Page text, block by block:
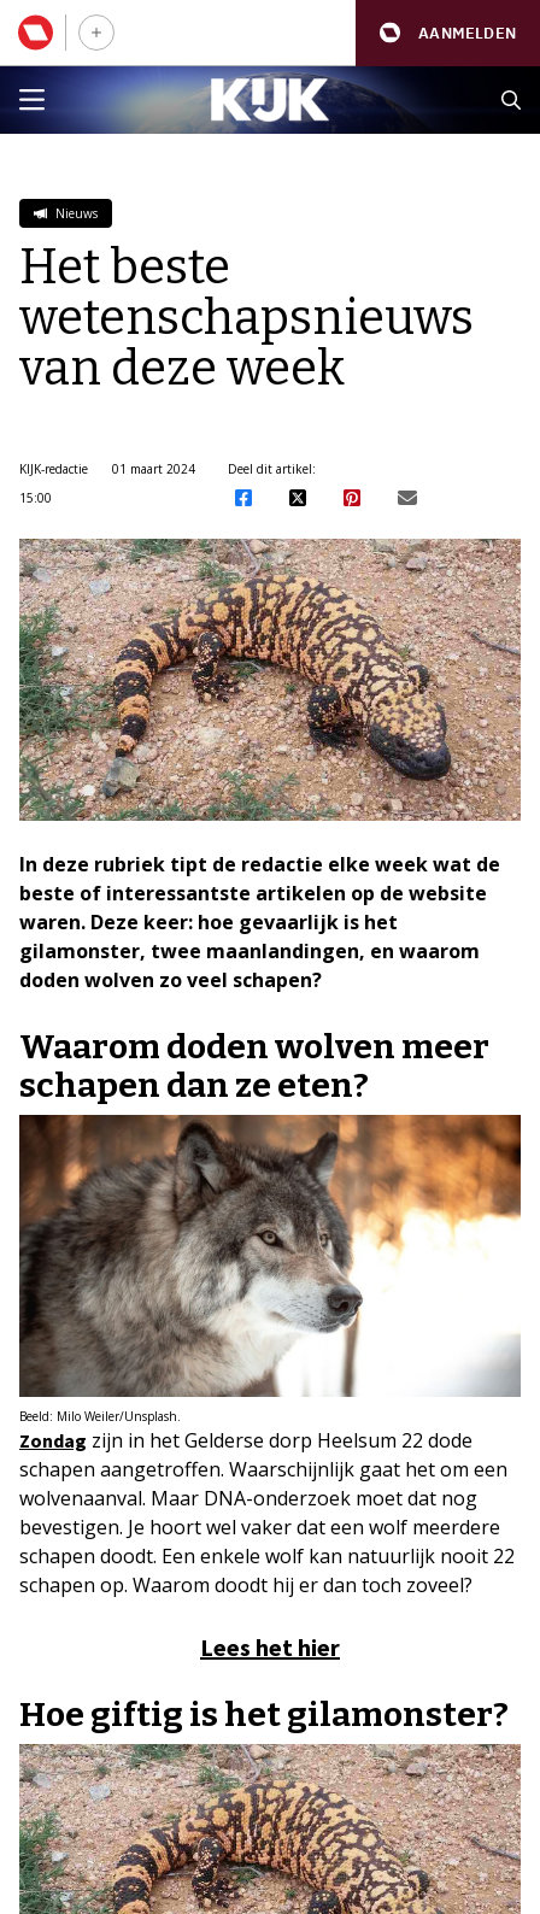
AANMELDEN
Nieuws
Het beste
wetenschapsnieuws
van deze week
KIJK-redactie
01 maart 2024
15:00
Deel dit artikel:
In deze rubriek tipt de redactie elke week wat de
beste of interessantste artikelen op de website
waren. Deze keer: hoe gevaarlijk is het
gilamonster, twee maanlandingen, en waarom
doden wolven zo veel schapen?
Waarom doden wolven meer
schapen dan ze eten?
Beeld: Milo Weiler/Unsplash.
Zondag zijn in het Gelderse dorp Heelsum 22 dode
schapen aangetroffen. Waarschijnlijk gaat het om een
wolvenaanval. Maar DNA-onderzoek moet dat nog
bevestigen. Je hoort wel vaker dat een wolf meerdere
schapen doodt. Een enkele wolf kan natuurlijk nooit 22
schapen op. Waarom doodt hij er dan toch zoveel?
Lees het hier
Hoe giftig is het gilamonster?